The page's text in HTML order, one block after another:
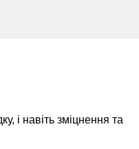
і навіть зміцнення та